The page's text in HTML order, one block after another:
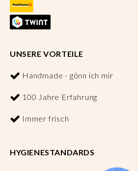
UNSERE VORTEILE
Handmade - gönn ich mir
100 Jahre Erfahrung
Immer frisch
HYGIENESTANDARDS